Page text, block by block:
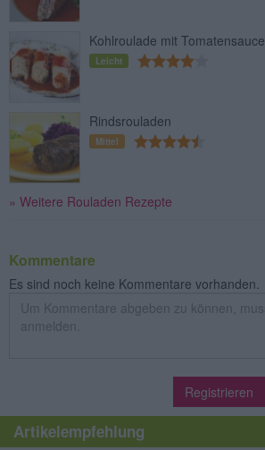
Kohlroulade mit Tomatensauce
Leicht
Rindsrouladen
Mittel
» Weitere Rouladen Rezepte
Kommentare
Es sind noch keine Kommentare vorhanden.
Registrieren
Artikelempfehlung